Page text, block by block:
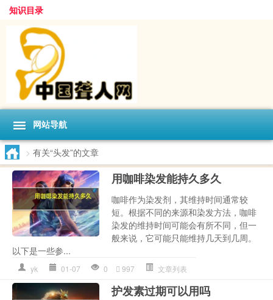
知识目录
网站导航
> 有关“头发”的文章
用咖啡染发能持久多久
咖啡作为染发剂，其维持时间通常较
短。根据不同的来源和染发方法，咖啡
染发的维持时间可能会有所不同，但一
般来说，它可能只能维持几天到几周。
以下是一些参...
yk 01-07 0 997 文章列表
护发素过期可以用吗